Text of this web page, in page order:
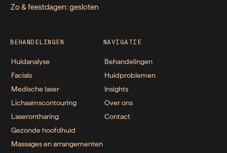
Zo & feestdagen: gesloten
BEHANDELINGEN
Huidanalyse
Facials
Medische laser
Lichaamscontouring
Laserontharing
Gezonde hoofdhuid
Massages en arrangementen
NAVIGATIE
Behandelingen
Huidproblemen
Insights
Over ons
Contact